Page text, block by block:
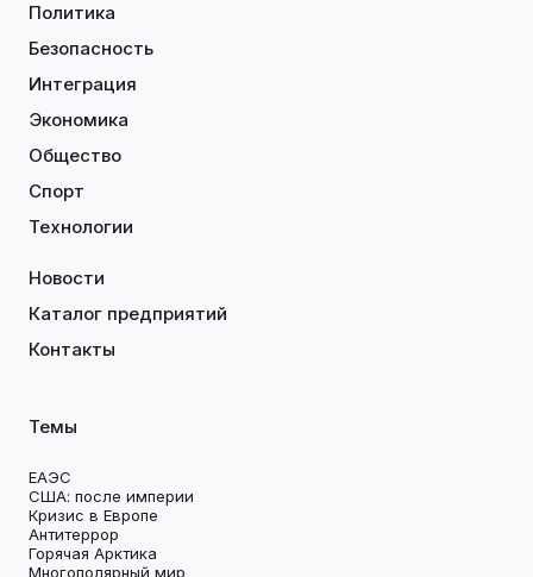
Политика
Безопасность
Интеграция
Экономика
Общество
Спорт
Технологии
Новости
Каталог предприятий
Контакты
Темы
ЕАЭС
США: после империи
Кризис в Европе
Антитеррор
Горячая Арктика
Многополярный мир